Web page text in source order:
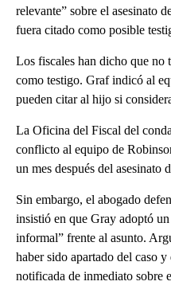
relevante” sobre el asesinato
fuera citado como posible
Los fiscales han dicho que no
como testigo. Graf indicó al
pueden citar al hijo si
La Oficina del Fiscal del
conflicto al equipo de
un mes después del
Sin embargo, el abogado
insistió en que Gray adoptó
informal” frente al asunto.
haber sido apartado del caso
notificada de inmediato sobre